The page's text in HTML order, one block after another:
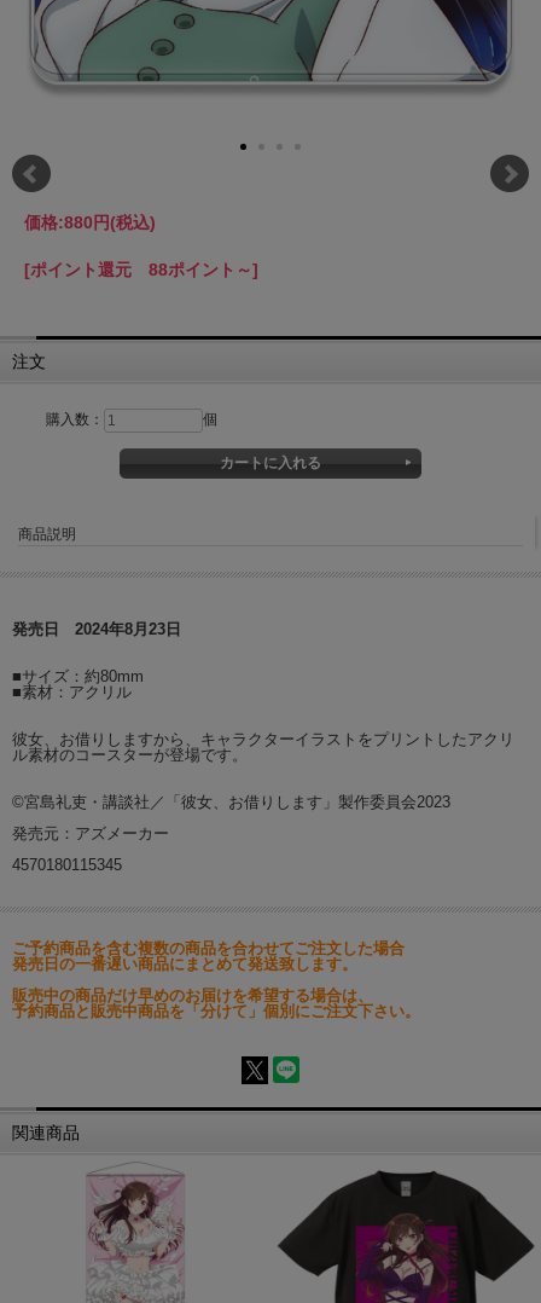
価格:880円(税込)
[ポイント還元 88ポイント～]
注文
購入数： 個
商品説明
発売日 2024年8月23日
■サイズ：約80mm
■素材：アクリル
彼女、お借りしますから、キャラクターイラストをプリントしたアクリ
ル素材のコースターが登場です。
©宮島礼吏・講談社／「彼女、お借りします」製作委員会2023
発売元：アズメーカー
4570180115345
ご予約商品を含む複数の商品を合わせてご注文した場合
発売日の一番遅い商品にまとめて発送致します。
販売中の商品だけ早めのお届けを希望する場合は、
予約商品と販売中商品を「分けて」個別にご注文下さい。
関連商品